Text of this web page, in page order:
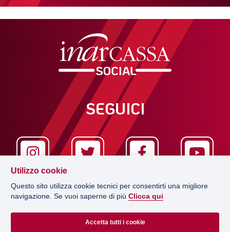
SEGUICI
EDITRICE
Utilizzo cookie
Questo sito utilizza cookie tecnici per consentirti una migliore
navigazione. Se vuoi saperne di più Clicca qui
Accetta tutti i cookie